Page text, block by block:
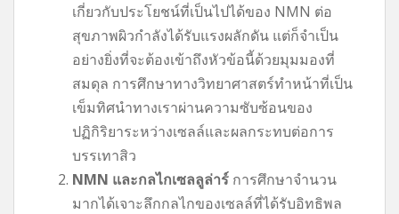
เกี่ยวกับประโยชน์ที่เป็นไปได้ของ NMN ต่อ
สุขภาพผิวกำลังได้รับแรงผลักดัน แต่ก็จำเป็น
อย่างยิ่งที่จะต้องเข้าถึงหัวข้อนี้ด้วยมุมมองที่
สมดุล การศึกษาทางวิทยาศาสตร์ทำหน้าที่เป็น
เข็มทิศนำทางเราผ่านความซับซ้อนของ
ปฏิกิริยาระหว่างเซลล์และผลกระทบต่อการ
บรรเทาสิว
NMN และกลไกเซลลูล่าร์ การศึกษาจำนวน
มากได้เจาะลึกกลไกของเซลล์ที่ได้รับอิทธิพล